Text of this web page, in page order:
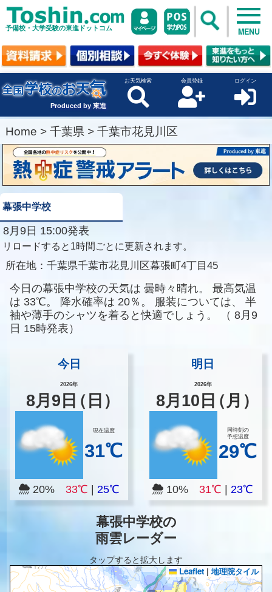
予備校・大学受験の東進ドットコム MENU
Produced by 東進
お天気検索 会員登録 ログイン
Home > 千葉県 > 千葉市花見川区
幕張中学校
8月9日 15:00発表
リロードすると1時間ごとに更新されます。
所在地： 千葉県千葉市花見川区幕張町4丁目45
今日の幕張中学校の天気は 曇時々晴れ。
最高気温
は 33℃。 降水確率は 20％。 服装については、
半
袖や薄手のシャツを着ると快適でしょう。
（ 8月9
日 15時発表）
今日
2026年
8月 9 日（日）
現在温度
31℃
20% 33℃ 25℃
明日
2026年
8月 10 日（月）
同時刻の
予想温度
29℃
10%31℃ |23℃
幕張中学校の
雨雲レーダー
タップすると拡大します
Leaflet | 地理院タイル